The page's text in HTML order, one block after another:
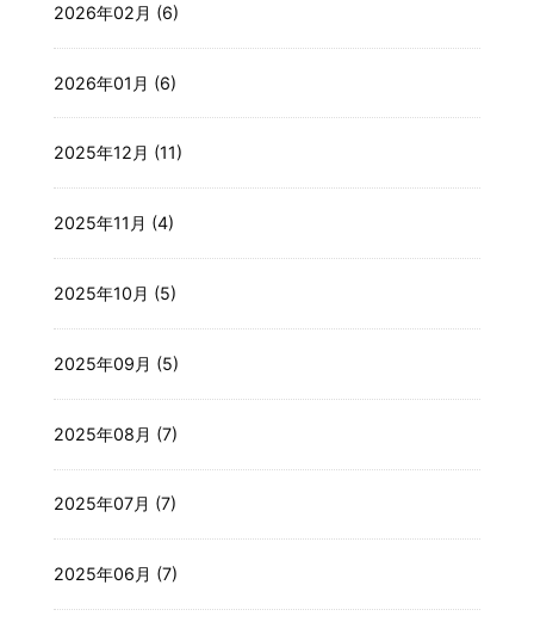
2026年02月 (6)
2026年01月 (6)
2025年12月 (11)
2025年11月 (4)
2025年10月 (5)
2025年09月 (5)
2025年08月 (7)
2025年07月 (7)
2025年06月 (7)